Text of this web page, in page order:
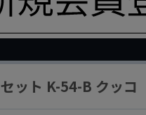
ット K-54-B クッコ